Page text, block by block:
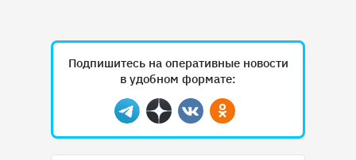
Подпишитесь на оперативные новости
в удобном формате:
Telegram
ДзенВконтактеОдноклассники